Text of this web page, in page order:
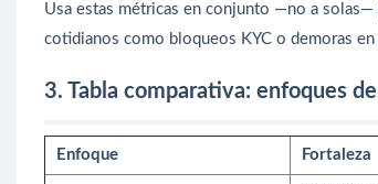
Usa estas métricas en conjunto —no a solas—
cotidianos como bloqueos KYC o demoras en
3. Tabla comparativa: enfoques
Enfoque Fortaleza